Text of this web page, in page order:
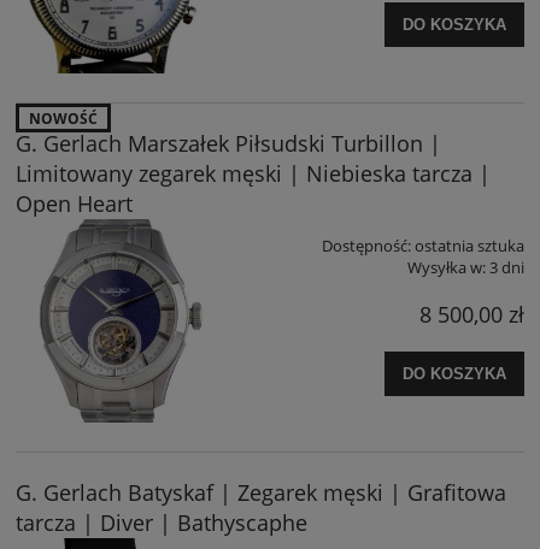
DO KOSZYKA
G. Gerlach Marszałek Piłsudski Turbillon |
Limitowany zegarek męski | Niebieska tarcza |
Open Heart
Dostępność:ostatnia sztuka
Wysyłka w:3 dni
8 500,00 zł
DO KOSZYKA
NOWOŚĆ
G. Gerlach Batyskaf | Zegarek męski | Grafitowa
tarcza | Diver | Bathyscaphe